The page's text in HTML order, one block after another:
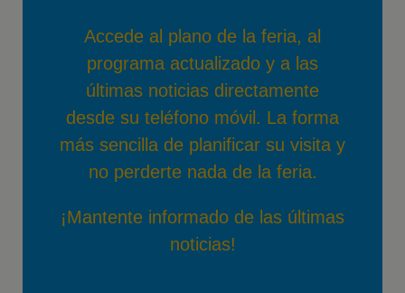
Accede al plano de la feria, al
programa actualizado y a las
últimas noticias directamente
desde su teléfono móvil. La forma
más sencilla de planificar su visita y
no perderte nada de la feria.
¡Mantente informado de las últimas
noticias!